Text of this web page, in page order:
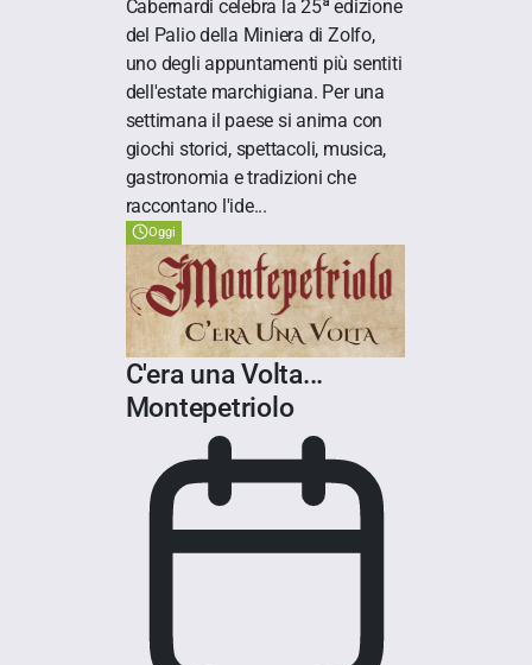
Cabernardi celebra la 25ª edizione
del Palio della Miniera di Zolfo,
uno degli appuntamenti più sentiti
dell'estate marchigiana. Per una
settimana il paese si anima con
giochi storici, spettacoli, musica,
gastronomia e tradizioni che
raccontano l'ide...
Oggi
C'era una Volta...
Montepetriolo